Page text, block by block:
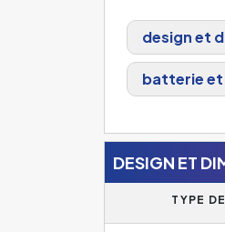
design et
batterie et
DESIGN ET
TYPE